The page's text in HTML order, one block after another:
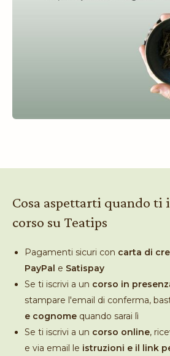
Cosa aspettarti quando ti
corso su Teatips
Pagamenti sicuri con carta di
PayPal e Satispay
Se ti iscrivi a un corso in
stampare l'email di conferma,
e cognome quando sarai lì
Se ti iscrivi a un corso online,
e via email le istruzioni e il link